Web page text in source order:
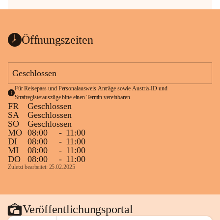
Öffnungszeiten
Geschlossen
Für Reisepass und Personalausweis Anträge sowie Austria-ID und
Strafregisterauszüge bitte einen Termin vereinbaren.
FR
Geschlossen
SA
Geschlossen
SO
Geschlossen
MO 08:00 - 11:00
DI
08:00 - 11:00
MI
08:00 - 11:00
DO
08:00 - 11:00
Zuletzt bearbeitet: 25.02.2025
Veröffentlichungsportal